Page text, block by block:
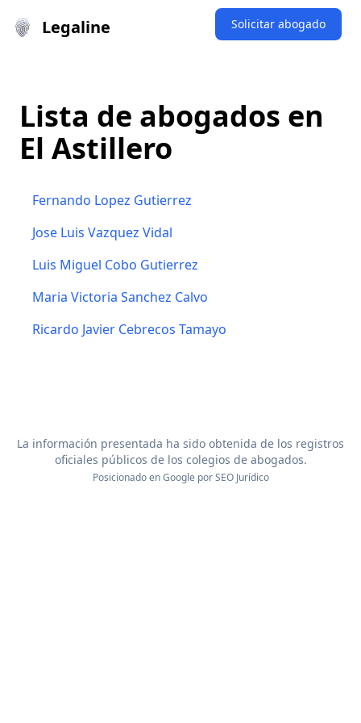
Legaline Solicitar abogado
Lista de abogados en
El Astillero
Fernando Lopez Gutierrez
Jose Luis Vazquez Vidal
Luis Miguel Cobo Gutierrez
Maria Victoria Sanchez Calvo
Ricardo Javier Cebrecos Tamayo
La información presentada ha sido obtenida de los registros
oficiales públicos de los colegios de abogados.
Posicionado en Google porSEO Jurídico